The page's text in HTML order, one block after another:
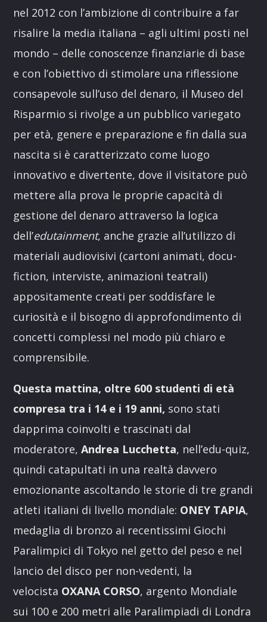
nel 2012 con l’ambizione di contribuire a far
risalire la media italiana – agli ultimi posti nel
mondo – delle conoscenze finanziarie di base
e con l’obiettivo di stimolare una riflessione
consapevole sull’uso del denaro, il Museo del
Risparmio si rivolge a un pubblico variegato
per età, genere e preparazione e fin dalla sua
nascita si è caratterizzato come luogo
innovativo e divertente, dove il visitatore può
mettere alla prova le proprie capacità di
gestione del denaro attraverso la logica
dell’edutainment, anche grazie all’utilizzo di
materiali audiovisivi (cartoni animati, docu-
fiction, interviste, animazioni teatrali)
appositamente creati per soddisfare le
curiosità e il bisogno di approfondimento di
concetti complessi nel modo più chiaro e
comprensibile.
Questa mattina, oltre 600 studenti di età
compresa tra i 14 e i 19 anni, sono stati
dapprima coinvolti e trascinati dal
moderatore,Andrea Lucchetta, nell’edu-quiz,
quindi catapultati in una realtà davvero
emozionante ascoltando le storie di tre grandi
atleti italiani di livello mondiale: ONEY TAPIA,
medaglia di bronzo ai recentissimi Giochi
Paralimpici di Tokyo nel getto del peso e nel
lancio del disco per non-vedenti, la
velocista OXANA CORSO, argento Mondiale
sui 100 e 200 metri alle Paralimpiadi di Londra